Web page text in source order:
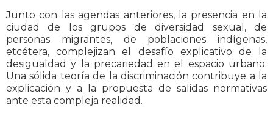
Junto con las agendas anteriores, la presencia en la
ciudad de los grupos de diversidad sexual, de
personas migrantes, de poblaciones indígenas,
etcétera, complejizan el desafío explicativo de la
desigualdad y la precariedad en el espacio urbano.
Una sólida teoría de la discriminación contribuye a la
explicación y a la propuesta de salidas normativas
ante esta compleja realidad.